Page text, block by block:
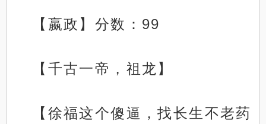
【嬴政】分数：99
【千古一帝，祖龙】
【徐福这个傻逼，找长生不老药